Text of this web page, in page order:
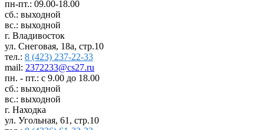
пн-пт.: 09.00-18.00
сб.: выходной
вс.: выходной
г. Владивосток
ул. Снеговая, 18а, стр.10
тел.: 8 (423) 237-22-33
mail: 2372233@cs27.ru
пн. - пт.: с 9.00 до 18.00
сб.: выходной
вс.: выходной
г. Находка
ул. Угольная, 61, стр.10